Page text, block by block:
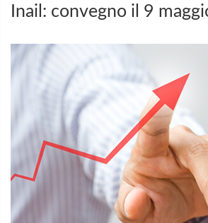
Inail: convegno il 9